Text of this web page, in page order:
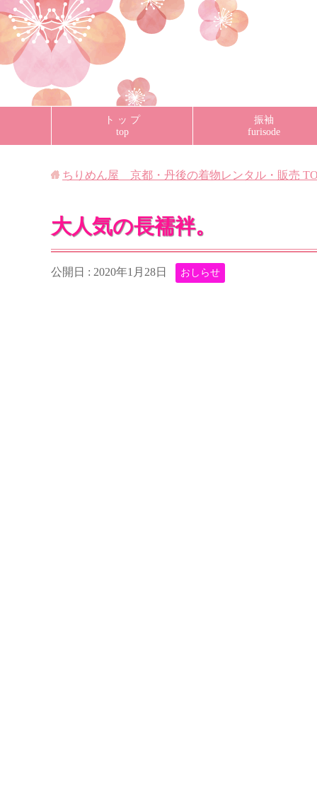
ト ッ プ
top
振袖
furisode
ちりめん屋 京都・丹後の着物レンタル・販売
大人気の長襦袢。
公開日 : 2020年1月28日 おしらせ